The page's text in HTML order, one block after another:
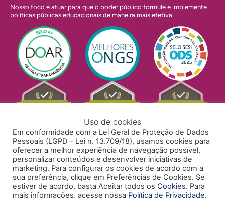
Nosso foco é atuar para que o poder público formule e implemente
políticas públicas educacionais de maneira mais efetiva.
Uso de cookies
Em conformidade com a Lei Geral de Proteção de Dados
Pessoais (LGPD – Lei n. 13.709/18), usamos cookies para
oferecer a melhor experiência de navegação possível,
personalizar conteúdos e desenvolver iniciativas de
marketing. Para configurar os cookies de acordo com a
sua preferência, clique em Preferências de Cookies. Se
estiver de acordo, basta Aceitar todos os Cookies. Para
mais informações, acesse nossa Política de Privacidade.